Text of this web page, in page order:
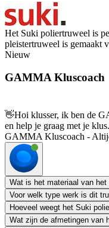
Het Suki poliertruweel is
pleistertruweel is gemaakt
Nieuw
GAMMA Kluscoach
👋Hoi klusser, ik ben de
en help je graag met je klus.
GAMMA Kluscoach -
Wat is het materiaal van het
Voor welk type werk is dit
Hoeveel weegt het Suki
Wat zijn de afmetingen van